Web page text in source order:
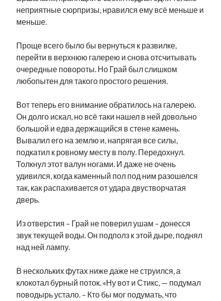
неприятные сюрпризы, нравился ему всё меньше и
меньше.
Проще всего было бы вернуться к развилке,
перейти в верхнюю галерею и снова отсчитывать
очередные повороты. Но Грай был слишком
любопытен для такого простого решения.
Вот теперь его внимание обратилось на галерею.
Он долго искал, но всё таки нашел в ней довольно
большой и едва держащийся в стене камень.
Вывалил его на землю и, напрягая все силы,
подкатил к ровному месту в полу. Передохнул.
Толкнул этот валун ногами. И даже не очень
удивился, когда каменный пол под ним разошелся
так, как распахивается от удара двустворчатая
дверь.
Из отверстия – Грай не поверил ушам – донесся
звук текущей воды. Он подполз к этой дыре, поднял
над ней лампу.
В нескольких футах ниже даже не струился, а
клокотал бурный поток. «Ну вот и Стикс, — подумал
поводырь устало. – Кто бы мог подумать, что